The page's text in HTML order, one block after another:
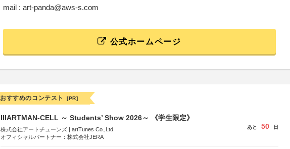
mail : art-panda@aws-s.com
公式ホームページ
おすすめのコンテスト [PR]
IIIARTMAN-CELL ～ Students’ Show 2026～ 《学生限定》
株式会社アートチューンズ | artTunes Co.,Ltd.
オフィシャルパートナー：株式会社JERA
あと 50 日